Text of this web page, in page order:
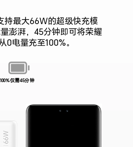
持最大66W的超级快充模
澎湃，45分钟即可将荣耀
0电量充至100%。
仅需45分钟